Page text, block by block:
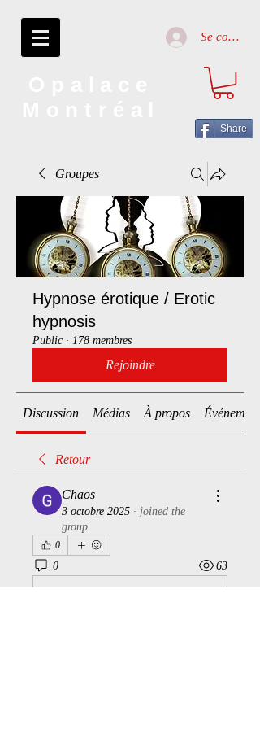
Se connecter
Share
Groupes
Hypnose érotique / Erotic
hypnosis
Public · 178 membres
Rejoindre
Discussion Médias À propos Événements
Retour
Chaos
3 octobre 2025 · joined the
group.
0
0 63